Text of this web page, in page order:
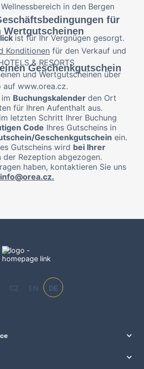
in den Bergen
ist für Ihr Vergnügen gesorgt.
für
Wertgutscheinen
Konditionen für den Verkauf und
& RESORTS
und Wertgutscheinen über
auf www.orea.cz.
Geschenkgutschein
Buchungskalender den Ort
für Ihren Aufenthalt aus.
letzten Schritt Ihrer Buchung
Code Ihres Gutscheins in
Geschenkgutschein ein.
Gutscheins wird bei Ihrer
der Rezeption abgezogen.
haben, kontaktieren Sie uns
info@orea.cz.
CZ EN DE